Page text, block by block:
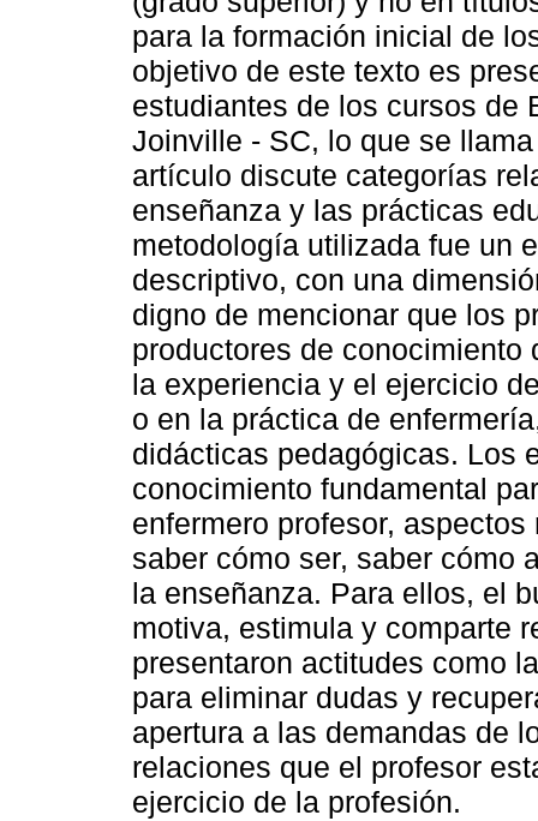
para la formación inicial de
objetivo de este texto es
estudiantes de los cursos de
Joinville - SC, lo que se
artículo discute categorías
enseñanza y las prácticas
metodología utilizada fue un
descriptivo, con una
digno de mencionar que los
productores de conocimiento
la experiencia y el ejercicio
o en la práctica de
didácticas pedagógicas. Los
conocimiento fundamental
enfermero profesor,
saber cómo ser, saber cómo
la enseñanza. Para ellos, el
motiva, estimula y comparte
presentaron actitudes como
para eliminar dudas y
apertura a las demandas de
relaciones que el profesor
ejercicio de la profesión.